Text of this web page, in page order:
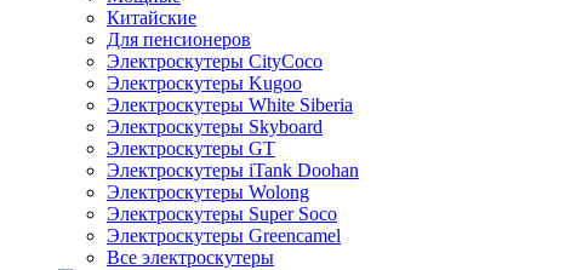
Китайские
Для пенсионеров
Электроскутеры CityCoco
Электроскутеры Kugoo
Электроскутеры White Siberia
Электроскутеры Skyboard
Электроскутеры GT
Электроскутеры iTank Doohan
Электроскутеры Wolong
Электроскутеры Super Soco
Электроскутеры Greencamel
Все электроскутеры